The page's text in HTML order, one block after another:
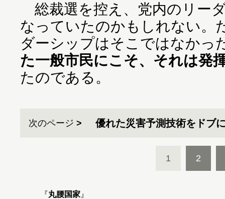
総裁選を控え、党内のリー
なっていたのかもしれない。
ダーシップはそこではなかっ
た一般市民にこそ、それは発
たのである。
次のページ 優れた災害予測技術をドブ
1 2
『丸腰国家 』